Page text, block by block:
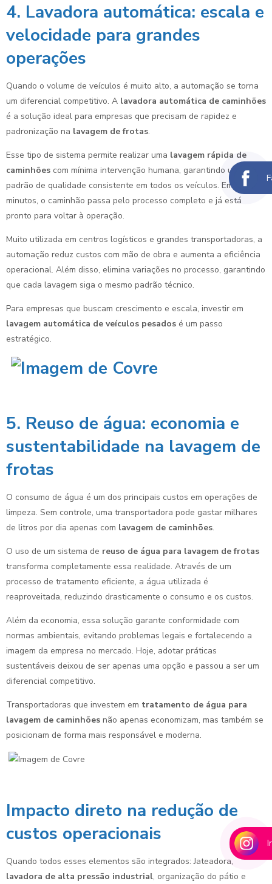
4. Lavadora automática: escala e
velocidade para grandes
operações
Quando o volume de veículos é muito alto, a automação se torna
um diferencial competitivo. A lavadora automática de caminhões
é a solução ideal para empresas que precisam de rapidez e
padronização na lavagem de frotas.
Esse tipo de sistema permite realizar uma lavagem rápida de
caminhões com mínima intervenção humana, garantindo um
padrão de qualidade consistente em todos os veículos. Em poucos
minutos, o caminhão passa pelo processo completo e já está
pronto para voltar à operação.
Muito utilizada em centros logísticos e grandes transportadoras, a
automação reduz custos com mão de obra e aumenta a eficiência
operacional. Além disso, elimina variações no processo, garantindo
que cada lavagem siga o mesmo padrão técnico.
Para empresas que buscam crescimento e escala, investir em
lavagem automática de veículos pesados é um passo
estratégico.
5. Reuso de água: economia e
sustentabilidade na lavagem de
frotas
O consumo de água é um dos principais custos em operações de
limpeza. Sem controle, uma transportadora pode gastar milhares
de litros por dia apenas com lavagem de caminhões.
O uso de um sistema de reuso de água para lavagem de frotas
transforma completamente essa realidade. Através de um
processo de tratamento eficiente, a água utilizada é
reaproveitada, reduzindo drasticamente o consumo e os custos.
Além da economia, essa solução garante conformidade com
normas ambientais, evitando problemas legais e fortalecendo a
imagem da empresa no mercado. Hoje, adotar práticas
sustentáveis deixou de ser apenas uma opção e passou a ser um
diferencial competitivo.
Transportadoras que investem em tratamento de água para
lavagem de caminhões não apenas economizam, mas também se
posicionam de forma mais responsável e moderna.
Impacto direto na redução de
custos operacionais
Quando todos esses elementos são integrados: Jateadora,
lavadora de alta pressão industrial, organização do pátio e